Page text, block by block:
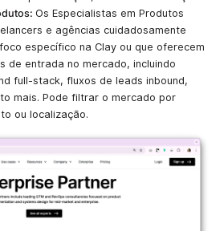
Os Especialistas em Produtos
e agências cuidadosamente
específico na Clay ou que oferecem
de entrada no mercado, incluindo
full-stack, fluxos de leads inbound,
mais. Pode filtrar o mercado por
ou localização.